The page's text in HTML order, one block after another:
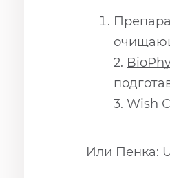
2.
3. Wish
Или Пенка: